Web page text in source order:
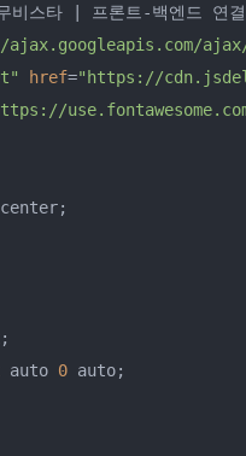
비스타 | 프론트-백엔드 연
href="https://
;
auto 0 auto;